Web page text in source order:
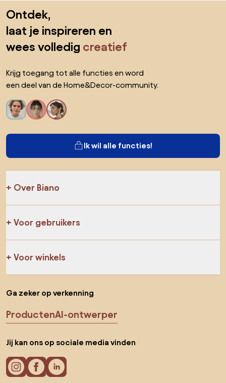
Ontdek,
laat je inspireren en
wees volledig creatief
Krijg toegang tot alle functies en word
een deel van de Home&Decor-community.
Ik wil alle functies!
Over Biano
Voor gebruikers
Voor winkels
Ga zeker op verkenning
ProductenAI-ontwerper
Jij kan ons op sociale media vinden